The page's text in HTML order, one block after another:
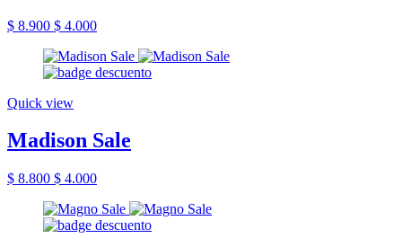
$ 8.900 $ 4.000
Quick view
Madison Sale
$ 8.800 $ 4.000